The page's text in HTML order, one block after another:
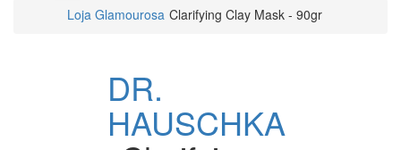
Loja Glamourosa Clarifying Clay Mask - 90gr
DR.
HAUSCHKA